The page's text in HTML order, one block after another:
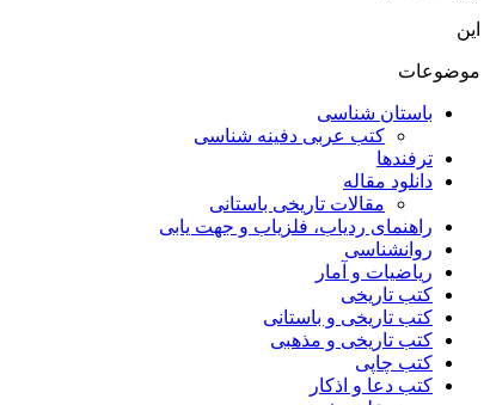
این
موضوعات
باستان شناسی
کتب عربی دفینه شناسی
ترفندها
دانلود مقاله
مقالات تاریخی باستانی
راهنمای ردیاب، فلزیاب و جهت یابی
روانشناسی
ریاضیات و آمار
کتب تاریخی
کتب تاریخی و باستانی
کتب تاریخی و مذهبی
کتب چاپی
کتب دعا و اذکار